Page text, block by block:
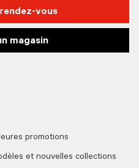
vous
magasin
promotions
et nouvelles collections